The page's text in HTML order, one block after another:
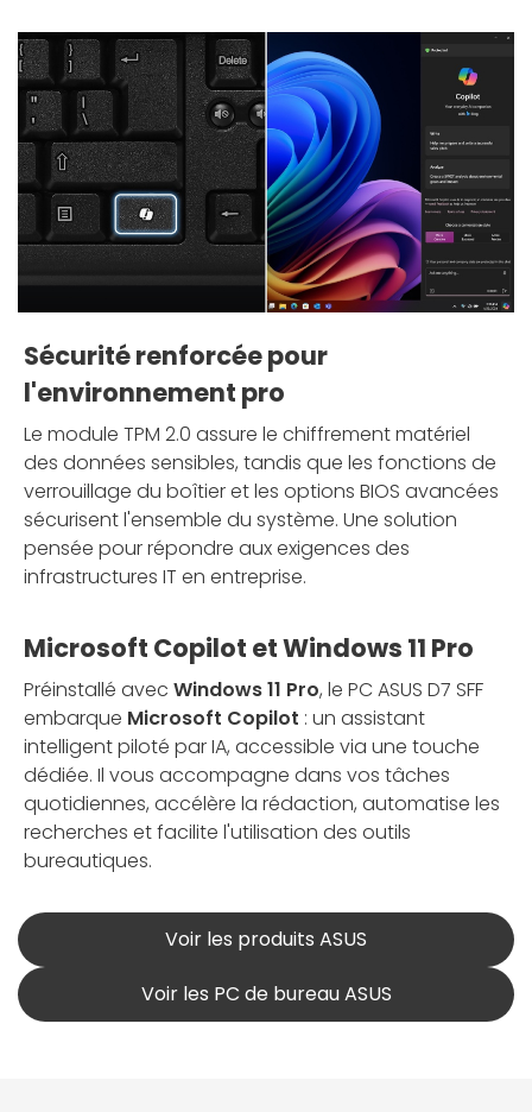
Sécurité renforcée pour
l'environnement pro
Le module TPM 2.0 assure le chiffrement matériel
des données sensibles, tandis que les fonctions de
verrouillage du boîtier et les options BIOS avancées
sécurisent l'ensemble du système. Une solution
pensée pour répondre aux exigences des
infrastructures IT en entreprise.
Microsoft Copilot et Windows 11 Pro
Préinstallé avec Windows 11 Pro, le PC ASUS D7 SFF
embarque Microsoft Copilot : un assistant
intelligent piloté par IA, accessible via une touche
dédiée. Il vous accompagne dans vos tâches
quotidiennes, accélère la rédaction, automatise les
recherches et facilite l'utilisation des outils
bureautiques.
Voir les produits ASUS
Voir les PC de bureau ASUS